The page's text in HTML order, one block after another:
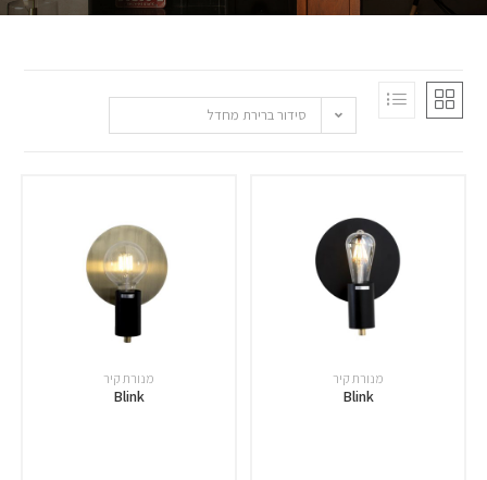
סידור ברירת מחדל
מנורת קיר
Blink
מנורת קיר
Blink